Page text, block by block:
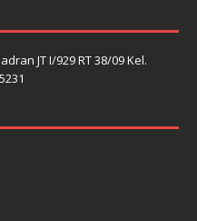
JT I/929 RT 38/09 Kel.